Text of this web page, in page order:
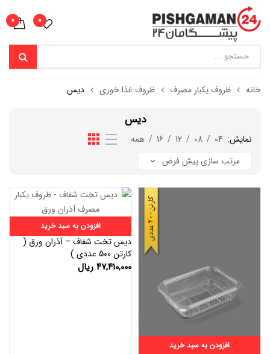
0
0
خانه ظروف یکبار مصرف ظروف غذا خوری دیس
دیس
نمایش: 04
/
08
/
12
/
16
/ همه
افزودن به سبد خرید
افزودن به سبد خرید
دیس تخت شفاف – آذران ورق (
کارتن 500 عددی )
۴۷,۴۱۰,۰۰۰ ریال